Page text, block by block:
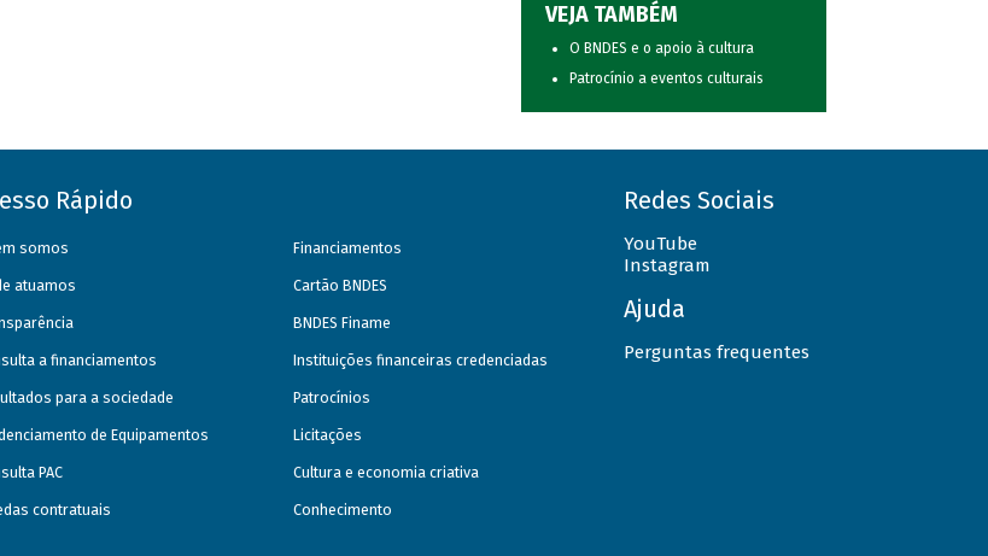
VEJA TAMBÉM
O BNDES e o apoio à cultura
Patrocínio a eventos culturais
Rápido
somos
atuamos
a financiamentos
para a sociedade
de Equipamentos
PAC
contratuais
Financiamentos
Cartão BNDES
BNDES Finame
Instituições financeiras credenciadas
Patrocínios
Licitações
Cultura e economia criativa
Conhecimento
Redes Sociais
YouTube
Instagram
Ajuda
Perguntas frequentes